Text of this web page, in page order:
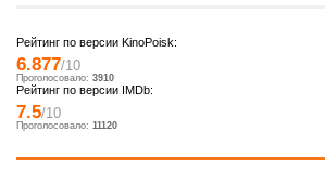
Рейтинг по версии KinoPoisk:
6.877/10
Проголосовало: 3910
Рейтинг по версии IMDb:
7.5/10
Проголосовало: 11120